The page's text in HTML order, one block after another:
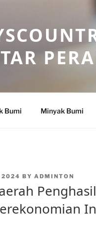
Bumi Minyak Bumi
2024 BY ADMINTON